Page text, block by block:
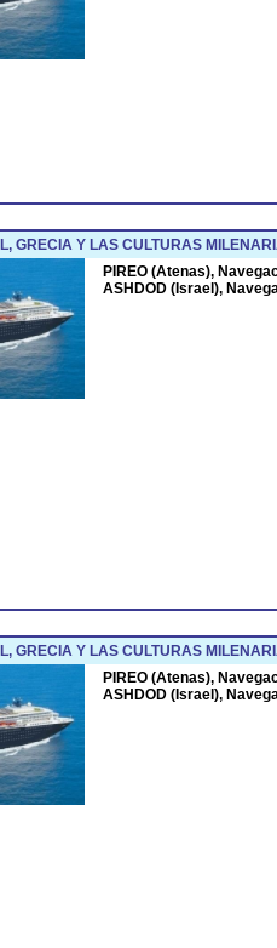
GRECIA Y LAS CULTURAS
PIREO (Atenas),
ASHDOD (Israel),
GRECIA Y LAS CULTURAS
PIREO (Atenas),
ASHDOD (Israel),